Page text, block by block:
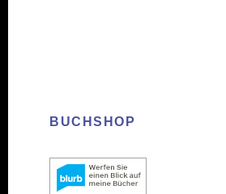
BUCHSHOP